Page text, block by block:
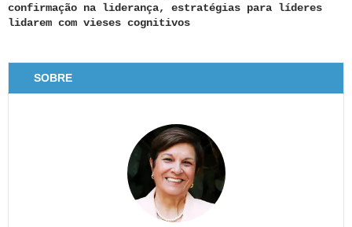
confirmação na liderança, estratégias para líderes
lidarem com vieses cognitivos
SOBRE